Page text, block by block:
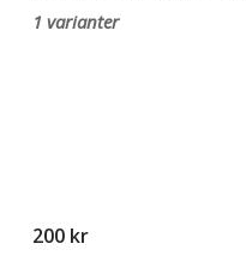
1 varianter
200 kr